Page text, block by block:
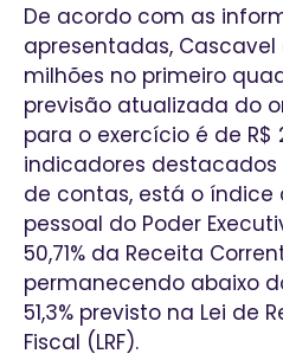
De acordo com as
apresentadas, Cascavel
milhões no primeiro
previsão atualizada do
para o exercício é de R$
indicadores
de contas, está o índice
pessoal do Poder
50,71% da Receita
permanecendo abaixo
51,3% previsto na Lei de
Fiscal (LRF).